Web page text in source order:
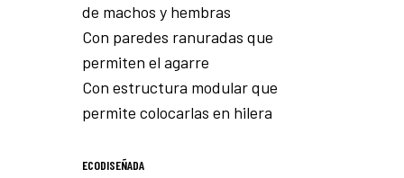
de machos y hembras
Con paredes ranuradas que
permiten el agarre
Con estructura modular que
permite colocarlas en hilera
ECODISEÑADA